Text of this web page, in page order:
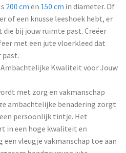
200 cm en 150 cm in diameter. Of
of een knusse leeshoek hebt, er
bij jouw ruimte past. Creëer
met een jute vloerkleed dat
past.
Ambachtelijke Kwaliteit voor Jouw
met zorg en vakmanschap
ambachtelijke benadering zorgt
persoonlijk tintje. Het
in een hoge kwaliteit en
een vleugje vakmanschap toe aan